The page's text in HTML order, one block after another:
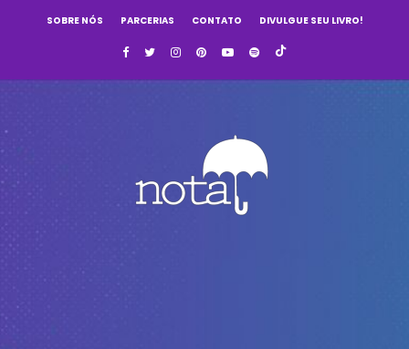
SOBRE NÓS PARCERIAS CONTATO DIVULGUE SEU LIVRO!